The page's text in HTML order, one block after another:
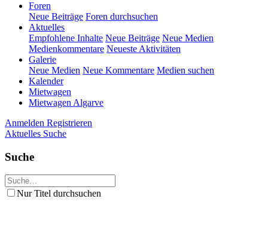
Foren
Neue Beiträge Foren durchsuchen
Aktuelles
Empfohlene Inhalte Neue Beiträge Neue Medien
Medienkommentare Neueste Aktivitäten
Galerie
Neue Medien Neue Kommentare Medien suchen
Kalender
Mietwagen
Mietwagen Algarve
Anmelden Registrieren
Aktuelles Suche
Suche
Nur Titel durchsuchen